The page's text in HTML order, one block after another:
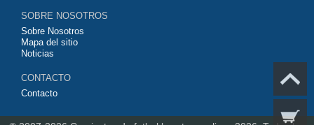
SOBRE NOSOTROS
Sobre Nosotros
Mapa del sitio
Noticias
CONTACTO
Contacto